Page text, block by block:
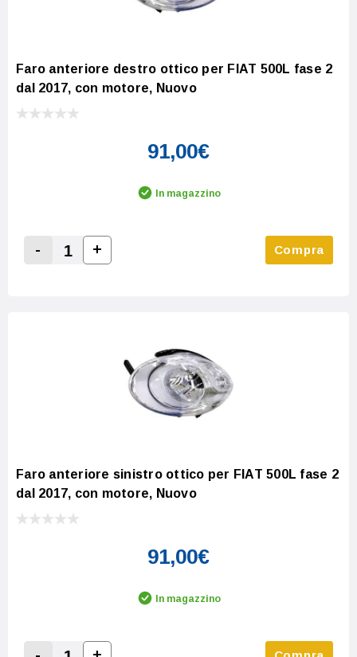
Faro anteriore destro ottico per FIAT 500L fase 2
dal 2017, con motore, Nuovo
91,00€
In magazzino
Decrease Quantity:
-
Increase Quantity:
+ Compra
Faro anteriore sinistro ottico per FIAT 500L fase 2
dal 2017, con motore, Nuovo
91,00€
In magazzino